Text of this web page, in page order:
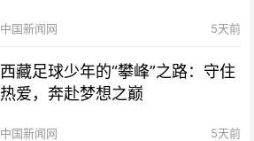
中国新闻网 5天前
西藏足球少年的“攀峰”之路：守住
热爱，奔赴梦想之巅
中国新闻网 5天前